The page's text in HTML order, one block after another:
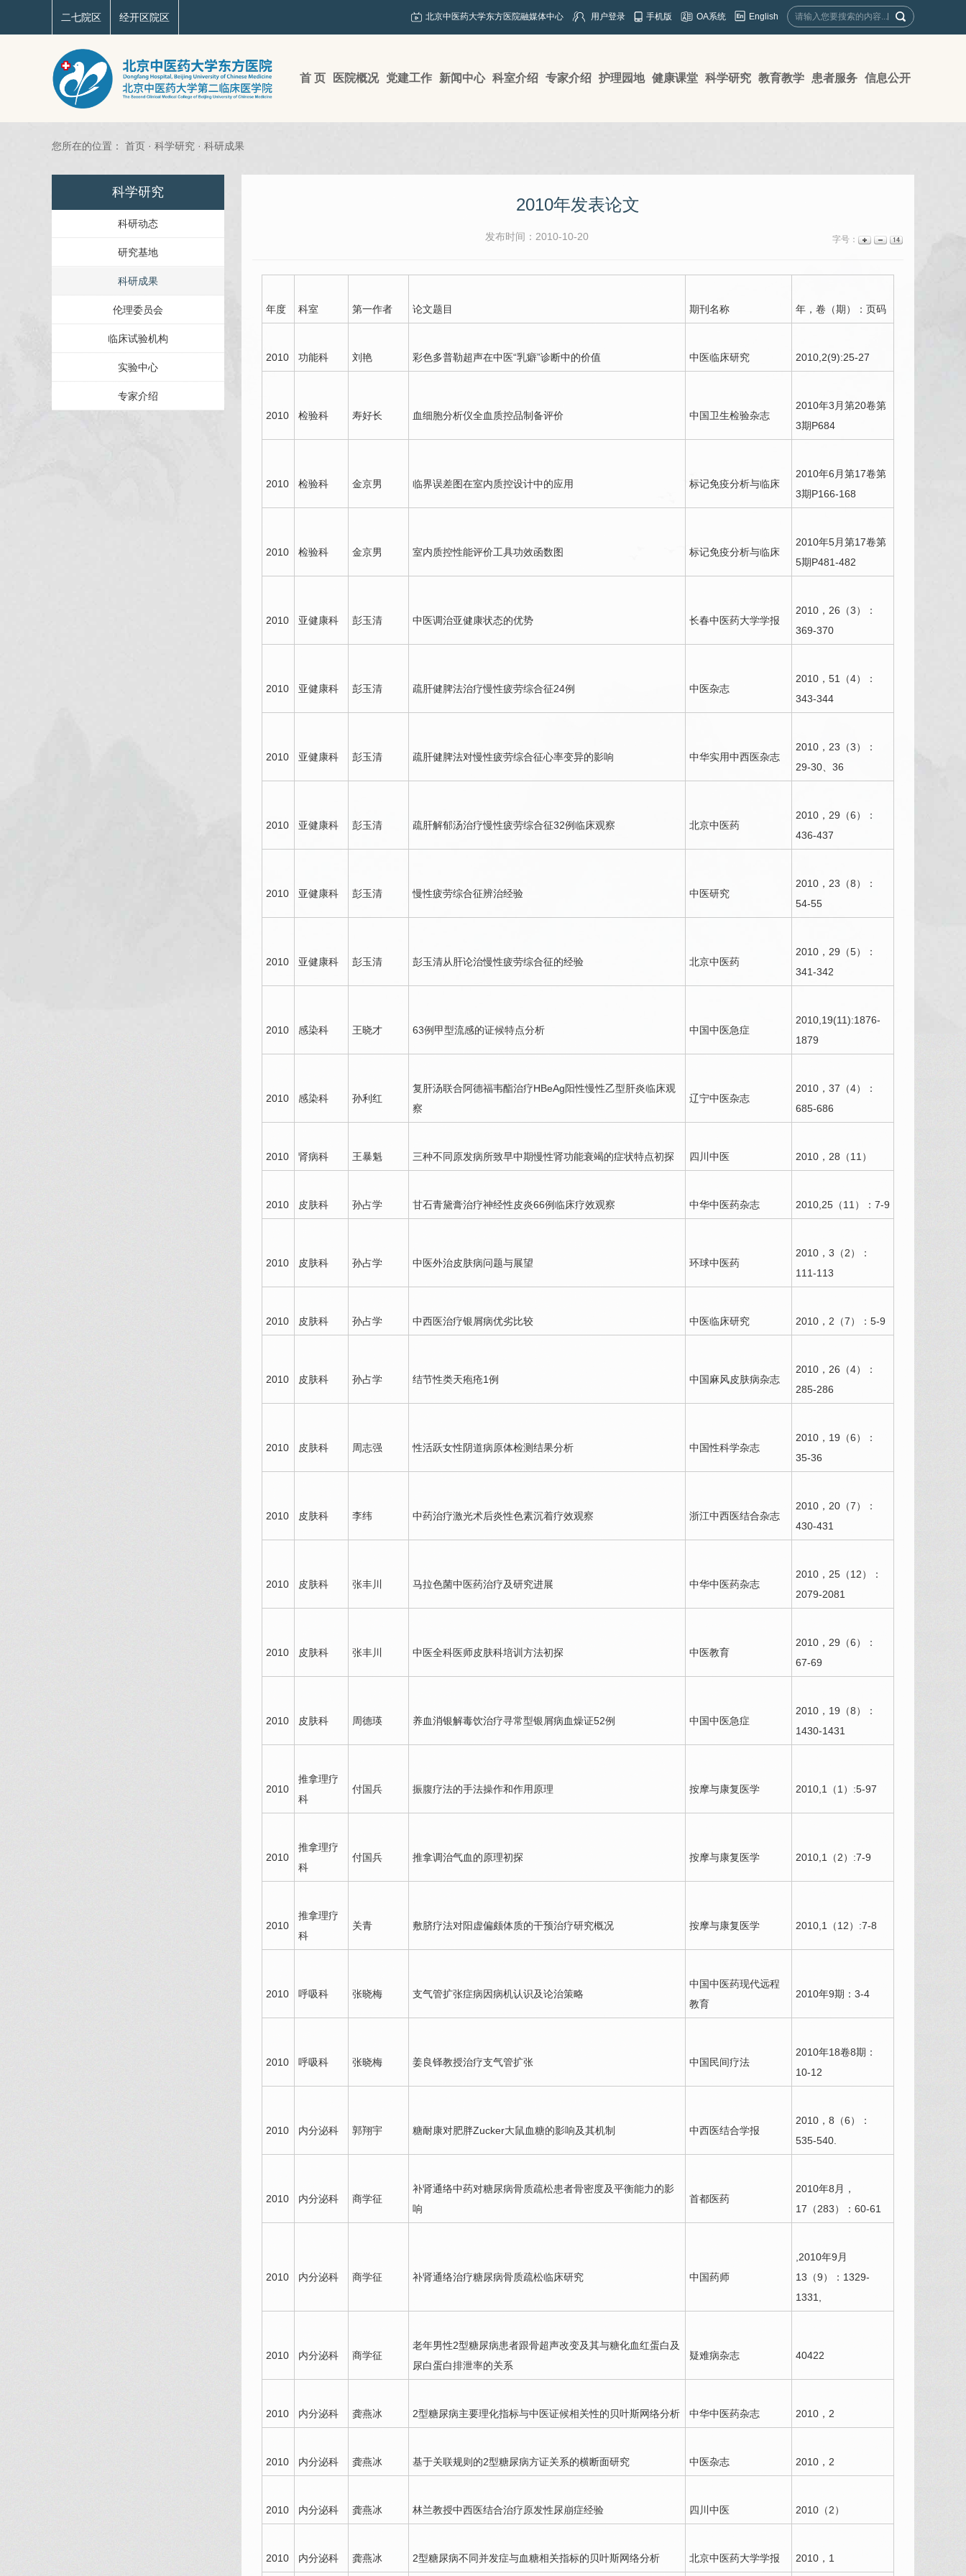
二七院区 经开区院区 北京中医药大学东方医院融媒体中心 用户登录 手机版 OA系统 English
首 页 医院概况 党建工作 新闻中心 科室介绍 专家介绍 护理园地 健康课堂 科学研究 教育教学 患者服务 信息公开
您所在的位置： 首页 · 科学研究 · 科研成果
科学研究
科研动态
研究基地
科研成果
伦理委员会
临床试验机构
实验中心
专家介绍
2010年发表论文
发布时间：2010-10-20 字号：
年度 科室 第一作者 论文题目 期刊名称 年，卷（期）：页码
2010 功能科 刘艳 彩色多普勒超声在中医“乳癖”诊断中的价值 中医临床研究 2010,2(9):25-27
2010 检验科 寿好长 血细胞分析仪全血质控品制备评价 中国卫生检验杂志
2010年3月第20卷第
3期P684
2010 检验科 金京男 临界误差图在室内质控设计中的应用 标记免疫分析与临床
2010年6月第17卷第
3期P166-168
2010 检验科 金京男 室内质控性能评价工具功效函数图 标记免疫分析与临床
2010年5月第17卷第
5期P481-482
2010 亚健康科 彭玉清 中医调治亚健康状态的优势 长春中医药大学学报
2010，26（3）：
369-370
2010 亚健康科 彭玉清 疏肝健脾法治疗慢性疲劳综合征24例 中医杂志
2010，51（4）：
343-344
2010 亚健康科 彭玉清 疏肝健脾法对慢性疲劳综合征心率变异的影响 中华实用中西医杂志
2010，23（3）：
29-30、36
2010 亚健康科 彭玉清 疏肝解郁汤治疗慢性疲劳综合征32例临床观察 北京中医药
2010，29（6）：
436-437
2010 亚健康科 彭玉清 慢性疲劳综合征辨治经验 中医研究
2010，23（8）：
54-55
2010 亚健康科 彭玉清 彭玉清从肝论治慢性疲劳综合征的经验 北京中医药
2010，29（5）：
341-342
2010 感染科 王晓才 63例甲型流感的证候特点分析 中国中医急症
2010,19(11):1876-
1879
2010 感染科 孙利红
复肝汤联合阿德福韦酯治疗HBeAg阳性慢性乙型肝炎临床观
察
辽宁中医杂志
2010，37（4）：
685-686
2010 肾病科 王暴魁 三种不同原发病所致早中期慢性肾功能衰竭的症状特点初探 四川中医 2010，28（11）
2010 皮肤科 孙占学 甘石青黛膏治疗神经性皮炎66例临床疗效观察 中华中医药杂志 2010,25（11）：7-9
2010 皮肤科 孙占学 中医外治皮肤病问题与展望 环球中医药
2010，3（2）：
111-113
2010 皮肤科 孙占学 中西医治疗银屑病优劣比较 中医临床研究 2010，2（7）：5-9
2010 皮肤科 孙占学 结节性类天疱疮1例 中国麻风皮肤病杂志
2010，26（4）：
285-286
2010 皮肤科 周志强 性活跃女性阴道病原体检测结果分析 中国性科学杂志
2010，19（6）：
35-36
2010 皮肤科 李纬 中药治疗激光术后炎性色素沉着疗效观察 浙江中西医结合杂志
2010，20（7）：
430-431
2010 皮肤科 张丰川 马拉色菌中医药治疗及研究进展 中华中医药杂志
2010，25（12）：
2079-2081
2010 皮肤科 张丰川 中医全科医师皮肤科培训方法初探 中医教育
2010，29（6）：
67-69
2010 皮肤科 周德瑛 养血消银解毒饮治疗寻常型银屑病血燥证52例 中国中医急症
2010，19（8）：
1430-1431
2010
推拿理疗
科
付国兵 振腹疗法的手法操作和作用原理 按摩与康复医学 2010,1（1）:5-97
2010
推拿理疗
科
付国兵 推拿调治气血的原理初探 按摩与康复医学 2010,1（2）:7-9
2010
推拿理疗
科
关青 敷脐疗法对阳虚偏颇体质的干预治疗研究概况 按摩与康复医学 2010,1（12）:7-8
2010 呼吸科 张晓梅 支气管扩张症病因病机认识及论治策略
中国中医药现代远程
教育
2010年9期：3-4
2010 呼吸科 张晓梅 姜良铎教授治疗支气管扩张 中国民间疗法
2010年18卷8期：
10-12
2010 内分泌科 郭翔宇 糖耐康对肥胖Zucker大鼠血糖的影响及其机制 中西医结合学报
2010，8（6）：
535-540.
2010 内分泌科 商学征
补肾通络中药对糖尿病骨质疏松患者骨密度及平衡能力的影
响
首都医药
2010年8月，
17（283）：60-61
2010 内分泌科 商学征 补肾通络治疗糖尿病骨质疏松临床研究 中国药师
,2010年9月
13（9）：1329-
1331,
2010 内分泌科 商学征
老年男性2型糖尿病患者跟骨超声改变及其与糖化血红蛋白及
尿白蛋白排泄率的关系
疑难病杂志 40422
2010 内分泌科 龚燕冰 2型糖尿病主要理化指标与中医证候相关性的贝叶斯网络分析 中华中医药杂志 2010，2
2010 内分泌科 龚燕冰 基于关联规则的2型糖尿病方证关系的横断面研究 中医杂志 2010，2
2010 内分泌科 龚燕冰 林兰教授中西医结合治疗原发性尿崩症经验 四川中医 2010（2）
2010 内分泌科 龚燕冰 2型糖尿病不同并发症与血糖相关指标的贝叶斯网络分析 北京中医药大学学报 2010，1